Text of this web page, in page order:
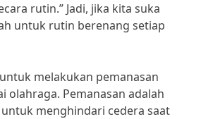
rutin.” Jadi, jika kita suka
untuk rutin berenang setiap
melakukan pemanasan
olahraga. Pemanasan adalah
menghindari cedera saat